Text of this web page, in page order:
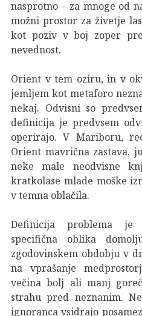
nasprotno – za mnoge od
možni prostor za živetje
kot poziv v boj zoper
nevednost.
Orient v tem oziru, in v
jemljem kot metaforo
nekaj. Odvisni so
definicija je predvsem
operirajo. V Mariboru,
Orient mavrična zastava,
neke male neodvisne
kratkolase mlade moške
v temna oblačila.
Definicija problema je
specifična oblika
zgodovinskem obdobju v
na vprašanje
večina bolj ali manj
strahu pred neznanim.
ignoranca vsidrajo